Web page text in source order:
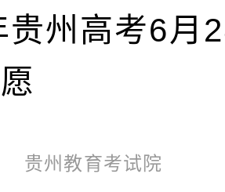
贵州高考6月
贵州教育考试院